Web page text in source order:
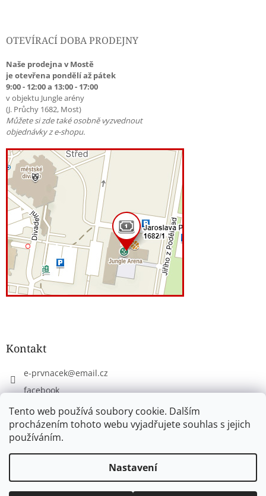
Tento web používá soubory cookie. Dalším
procházením tohoto webu vyjadřujete souhlas s jejich
používáním.
Nastavení
OTEVÍRACÍ DOBA PRODEJNY
Naše prodejna v Mostě
je otevřena pondělí až pátek
9:00 - 12:00 a 13:00 - 17:00
v objektu Jungle arény
(J. Průchy 1682, Most)
Můžete si zde také osobně vyzvednout
objednávky z e-shopu.
Kontakt
e-prvnacek@email.cz
facebook
eprvnacek